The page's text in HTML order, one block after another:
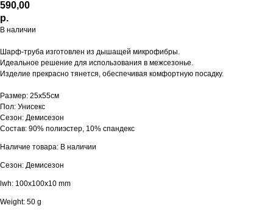
590,00
р.
В наличии
Шарф-труба изготовлен из дышащей микрофибры.
Идеальное решение для использования в межсезонье.
Изделие прекрасно тянется, обеспечивая комфортную посадку.
Размер: 25х55см
Пол: Унисекс
Сезон: Демисезон
Состав: 90% полиэстер, 10% спандекс
Наличие товара: В наличии
Сезон: Демисезон
lwh: 100x100x10 mm
Weight: 50 g